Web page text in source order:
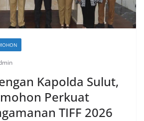
Kapolda Sulut,
Perkuat
TIFF 2026